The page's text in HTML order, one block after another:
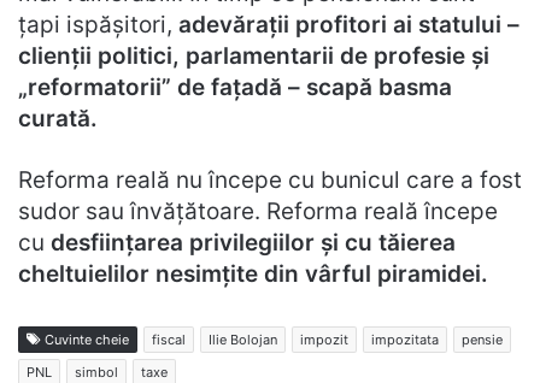
țapi ispășitori, adevărații profitori ai statului –
clienții politici, parlamentarii de profesie și
„reformatorii” de fațadă – scapă basma
curată.
Reforma reală nu începe cu bunicul care a fost
sudor sau învățătoare. Reforma reală începe
cu desființarea privilegiilor și cu tăierea
cheltuielilor nesimțite din vârful piramidei.
Cuvinte cheie fiscal Ilie Bolojan impozit impozitata
pensie
PNL
simbol taxe